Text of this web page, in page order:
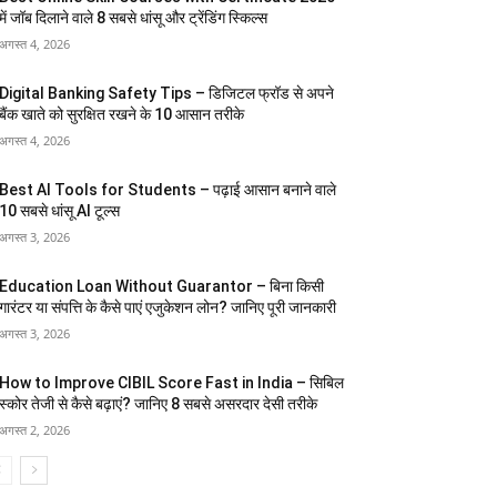
में जॉब दिलाने वाले 8 सबसे धांसू और ट्रेंडिंग स्किल्स
अगस्त 4, 2026
Digital Banking Safety Tips – डिजिटल फ्रॉड से अपने
बैंक खाते को सुरक्षित रखने के 10 आसान तरीके
अगस्त 4, 2026
Best AI Tools for Students – पढ़ाई आसान बनाने वाले
10 सबसे धांसू AI टूल्स
अगस्त 3, 2026
Education Loan Without Guarantor – बिना किसी
गारंटर या संपत्ति के कैसे पाएं एजुकेशन लोन? जानिए पूरी जानकारी
अगस्त 3, 2026
How to Improve CIBIL Score Fast in India – सिबिल
स्कोर तेजी से कैसे बढ़ाएं? जानिए 8 सबसे असरदार देसी तरीके
अगस्त 2, 2026